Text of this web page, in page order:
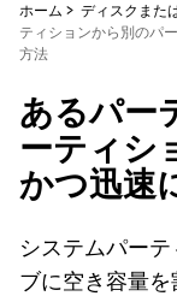
ホーム > ディスクまた
ティションから別のパ
方法
あるパー
ーティシ
かつ迅速
システムパー
ブに空き容量